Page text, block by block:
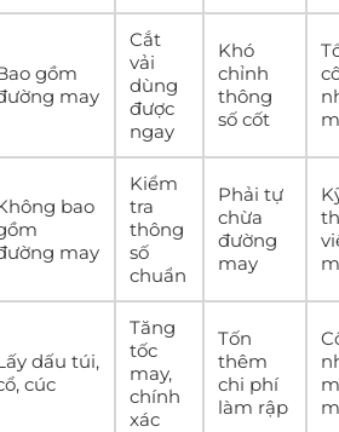
gồm
may
Cắt
vải
dùng
được
ngay
Khó
chỉnh
thông
số cốt
bao
may
Kiểm
tra
thông
số
chuẩn
Phải tự
chừa
đường
may
dấu túi,
cúc
Tăng
tốc
may,
chính
xác
Tốn
thêm
chi phí
làm rập